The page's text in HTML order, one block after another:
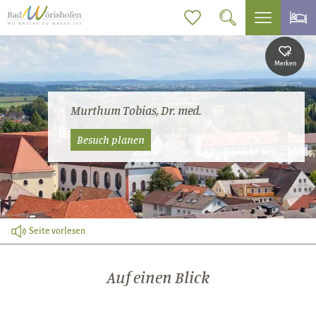
Murthum Tobias, Dr. med.
Besuch planen
Seite vorlesen
Auf einen Blick
Merken